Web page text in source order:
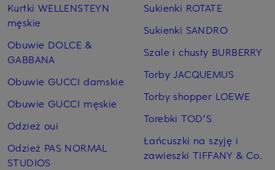
Kurtki WELLENSTEYN
męskie
Obuwie DOLCE &
GABBANA
Obuwie GUCCI damskie
Obuwie GUCCI męskie
Odzież oui
Odzież PAS NORMAL
STUDIOS
Sukienki ROTATE
Sukienki SANDRO
Szale i chusty BURBERRY
Torby JACQUEMUS
Torby shopper LOEWE
Torebki TOD'S
Łańcuszki na szyję i
zawieszki TIFFANY & Co.